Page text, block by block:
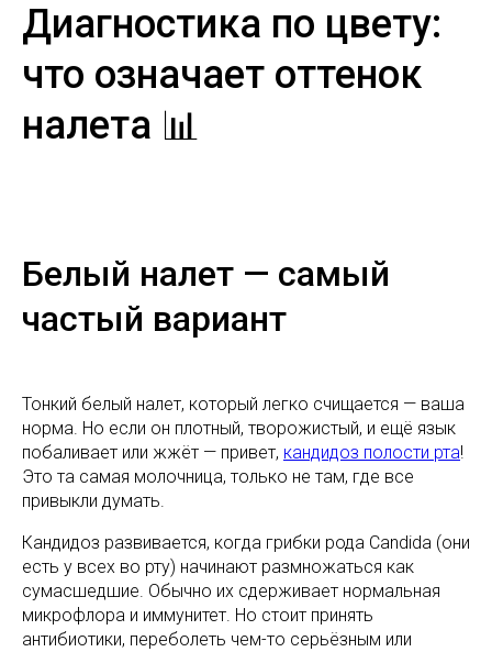
Диагностика по цвету:
что означает оттенок
налета 📊
Белый налет — самый
частый вариант
Тонкий белый налет, который легко счищается — ваша
норма. Но если он плотный, творожистый, и ещё язык
побаливает или жжёт — привет, кандидоз полости рта!
Это та самая молочница, только не там, где все
привыкли думать.
Кандидоз развивается, когда грибки рода Candida (они
есть у всех во рту) начинают размножаться как
сумасшедшие. Обычно их сдерживает нормальная
микрофлора и иммунитет. Но стоит принять
антибиотики, переболеть чем-то серьёзным или